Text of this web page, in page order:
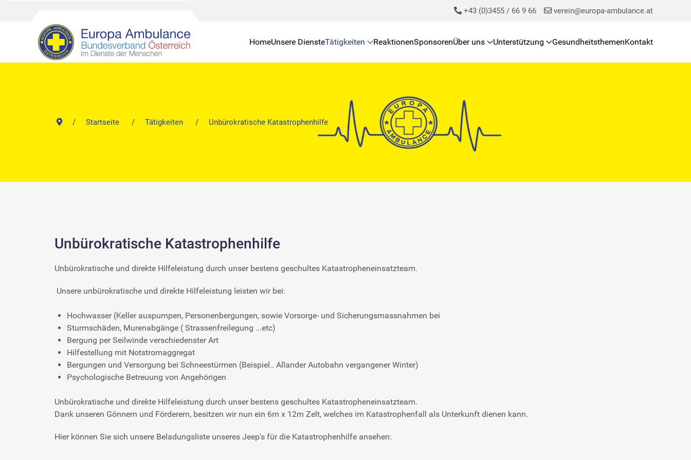
+43 (0)3455 / 66 9 66 verein@europa-ambulance.at
HomeUnsere DiensteTätigkeiten ReaktionenSponsorenÜber uns Unterstützung GesundheitsthemenKontakt
Startseite Tätigkeiten Unbürokratische Katastrophenhilfe
Unbürokratische Katastrophenhilfe
Unbürokratische und direkte Hilfeleistung durch unser bestens geschultes Katastropheneinsatzteam.
Unsere unbürokratische und direkte Hilfeleistung leisten wir bei:
Hochwasser (Keller auspumpen, Personenbergungen, sowie Vorsorge- und Sicherungsmassnahmen bei
Sturmschäden, Murenabgänge ( Strassenfreilegung ...etc)
Bergung per Seilwinde verschiedenster Art
Hilfestellung mit Notstromaggregat
Bergungen und Versorgung bei Schneestürmen (Beispiel.. Allander Autobahn vergangener Winter)
Psychologische Betreuung von Angehörigen
Unbürokratische und direkte Hilfeleistung durch unser bestens geschultes Katastropheneinsatzteam.
Dank unseren Gönnern und Förderern, besitzen wir nun ein 6m x 12m Zelt, welches im Katastrophenfall als Unterkunft dienen kann.
Hier können Sie sich unsere Beladungsliste unseres Jeep's für die Katastrophenhilfe ansehen: